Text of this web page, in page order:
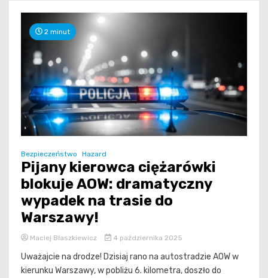
2 minut
Bezpieczeństwo Hazard
Pijany kierowca ciężarówki
blokuje AOW: dramatyczny
wypadek na trasie do
Warszawy!
Maciej Błaszkiewicz 4 października 2025
Uważajcie na drodze! Dzisiaj rano na autostradzie AOW w
kierunku Warszawy, w pobliżu 6. kilometra, doszło do